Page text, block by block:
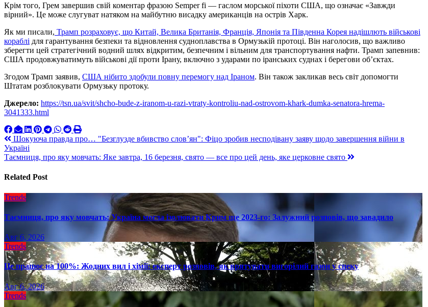
Крім того, Грем завершив свій коментар фразою Semper fi — гаслом морської піхоти США, що означає «Завжди
вірний». Це може слугуват натяком на майбутню висадку американців на острів Харк.
Як ми писали, Трамп розраховує, що Китай, Велика Британія, Франція, Японія та Південна Корея надішлють військові
кораблі для гарантування безпеки та відновлення судноплавства в Ормузькій протоці. Він наголосив, що важливо
зберегти цей стратегічний водний шлях відкритим, безпечним і вільним для транспортування нафти. Трамп запевнив:
США продовжуватимуть військові дії проти Ірану, включно з ударами по іранських суднах і берегови об’єктах.
Згодом Трамп заявив, США нібито здобули повну перемогу над Іраном. Він також закликав весь світ допомогти
Штатам розблокувати Ормузьку протоку.
Джерело: https://tsn.ua/svit/shcho-bude-z-iranom-u-razi-vtraty-kontroliu-nad-ostrovom-khark-dumka-senatora-hrema-
3041333.html
Навигация
по
Шокуюча правда про… "Безглузде вбивство слов’ян": Фіцо зробив несподівану заяву щодо завершення війни в
Україні
Таємниця, про яку мовчать: Яке завтра, 16 березня, свято — все про цей день, яке церковне свято
Related Post
Trends
Таємниця, про яку мовчать: Україна могла ізолювати Крим ще 2023-го: Залужний розповів, що завадило
Авг 6, 2026
Trends
Це працює на 100%: Жодних вил і хімії: експерт розповів, як врятувати вигорілий газон у спеку
Авг 6, 2026
Trends